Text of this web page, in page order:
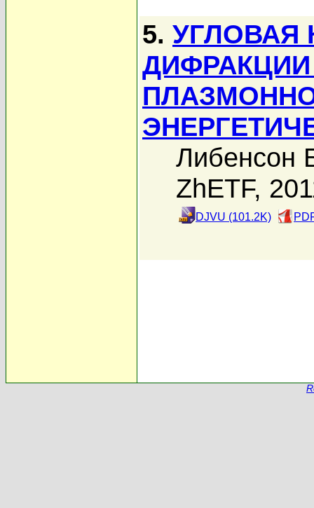
5. УГЛОВАЯ
Либенсон
ZhETF,
DJVU (101.2K)